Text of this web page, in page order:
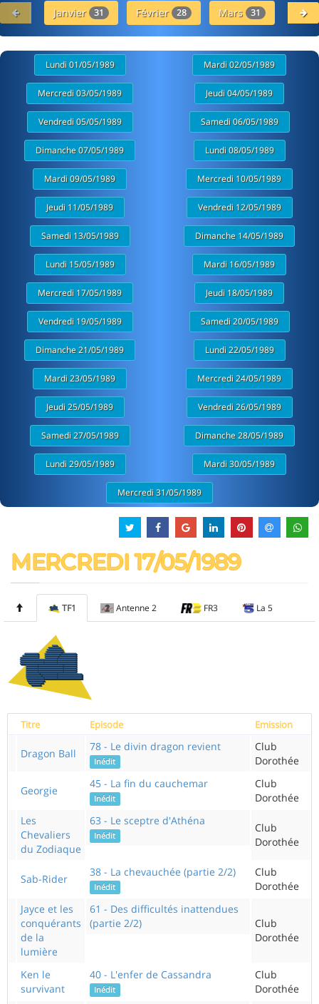
Janvier 31 Février 28 Mars 31
Lundi 01/05/1989 Mardi 02/05/1989
Mercredi 03/05/1989 Jeudi 04/05/1989
Vendredi 05/05/1989 Samedi 06/05/1989
Dimanche 07/05/1989 Lundi 08/05/1989
Mardi 09/05/1989 Mercredi 10/05/1989
Jeudi 11/05/1989 Vendredi 12/05/1989
Samedi 13/05/1989 Dimanche 14/05/1989
Lundi 15/05/1989 Mardi 16/05/1989
Mercredi 17/05/1989 Jeudi 18/05/1989
Vendredi 19/05/1989 Samedi 20/05/1989
Dimanche 21/05/1989 Lundi 22/05/1989
Mardi 23/05/1989 Mercredi 24/05/1989
Jeudi 25/05/1989 Vendredi 26/05/1989
Samedi 27/05/1989 Dimanche 28/05/1989
Lundi 29/05/1989 Mardi 30/05/1989
Mercredi 31/05/1989
MERCREDI 17/05/1989
TF1 Antenne 2 FR3 La 5
Titre Episode Emission
Dragon Ball
78 - Le divin dragon revient
Inédit
Club
Dorothée
Georgie
45 - La fin du cauchemar
Inédit
Club
Dorothée
Les
Chevaliers
du Zodiaque
63 - Le sceptre d'Athéna
Inédit
Club
Dorothée
Sab-Rider
38 - La chevauchée (partie 2/2)
Inédit
Club
Dorothée
Jayce et les
conquérants
de la
lumière
61 - Des difficultés inattendues
(partie 2/2)
Club
Dorothée
Ken le
survivant
40 - L'enfer de Cassandra
Inédit
Club
Dorothée